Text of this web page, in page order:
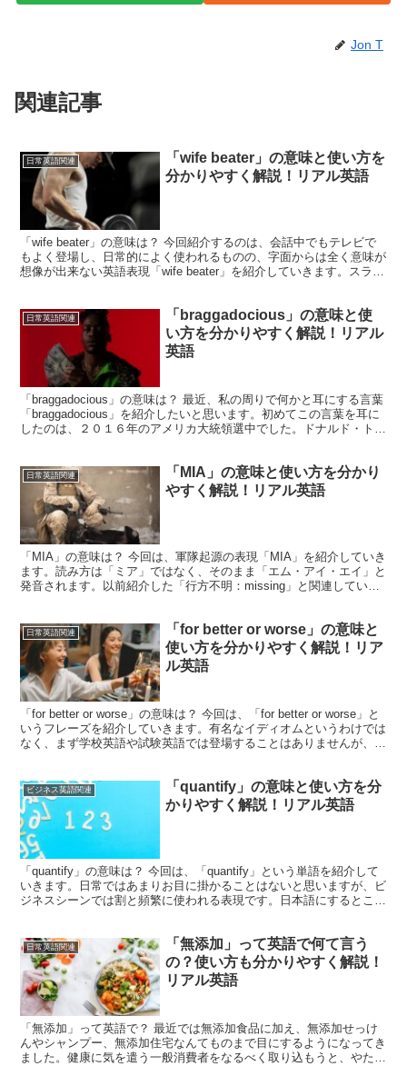
Jon T
関連記事
日常英語関連
「wife beater」の意味と使い方を
分かりやすく解説！リアル英語
「wife beater」の意味は？ 今回紹介するのは、会話中でもテレビで
もよく登場し、日常的によく使われるものの、字面からは全く意味が
想像が出来ない英語表現「wife beater」を紹介していきます。スラン
日常英語関連
「braggadocious」の意味と使
い方を分かりやすく解説！リアル
英語
「braggadocious」の意味は？ 最近、私の周りで何かと耳にする言葉
「braggadocious」を紹介したいと思います。初めてこの言葉を耳に
したのは、２０１６年のアメリカ大統領選中でした。ドナルド・トラ
日常英語関連
「MIA」の意味と使い方を分かり
やすく解説！リアル英語
「MIA」の意味は？ 今回は、軍隊起源の表現「MIA」を紹介していき
ます。読み方は「ミア」ではなく、そのまま「エム・アイ・エイ」と
発音されます。以前紹介した「行方不明：missing」と関連している
日常英語関連
「for better or worse」の意味と
使い方を分かりやすく解説！リア
ル英語
「for better or worse」の意味は？ 今回は、「for better or worse」と
いうフレーズを紹介していきます。有名なイディオムというわけでは
なく、まず学校英語や試験英語では登場することはありませんが、リ
ビジネス英語関連
「quantify」の意味と使い方を分
かりやすく解説！リアル英語
「quantify」の意味は？ 今回は、「quantify」という単語を紹介して
いきます。日常ではあまりお目に掛かることはないと思いますが、ビ
ジネスシーンでは割と頻繁に使われる表現です。日本語にするとこん
日常英語関連
「無添加」って英語で何て言う
の？使い方も分かりやすく解説！
リアル英語
「無添加」って英語で？ 最近では無添加食品に加え、無添加せっけ
んやシャンプー、無添加住宅なんてものまで目にするようになってき
ました。健康に気を遣う一般消費者をなるべく取り込もうと、やたら